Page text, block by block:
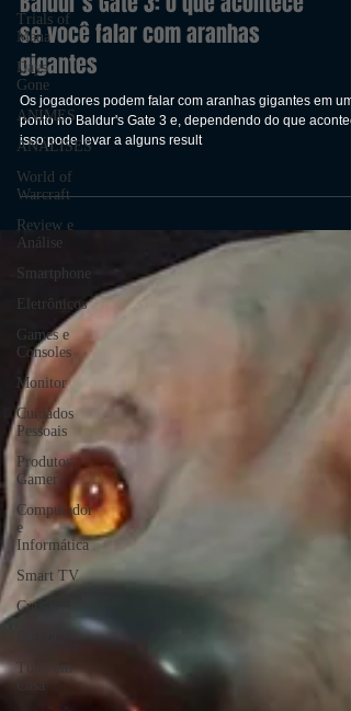
Trials of
Mana
Days
Gone
ANIMES
ANÁLISES
World of
Warcraft
Review e
Análise
Smartphone
Eletrônicos
Games e
Consoles
Monitor
Cuidados
Pessoais
Produtos
Gamer
Computador
e
Informática
Smart TV
Cursos
Tudo em
Baldur’s Gate 3: o que acontece
se você falar com aranhas
gigantes
ponto no Baldur's Gate 3 e, dependendo do que
isso pode levar a alguns result